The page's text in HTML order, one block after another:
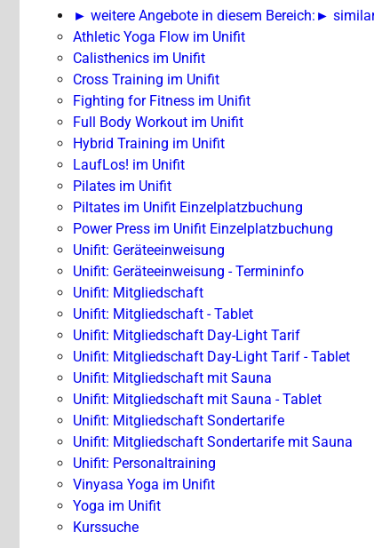
► weitere Angebote in diesem Bereich: ►
Athletic Yoga Flow im Unifit
Calisthenics im Unifit
Cross Training im Unifit
Fighting for Fitness im Unifit
Full Body Workout im Unifit
Hybrid Training im Unifit
LaufLos! im Unifit
Pilates im Unifit
Piltates im Unifit Einzelplatzbuchung
Power Press im Unifit Einzelplatzbuchung
Unifit: Geräteeinweisung
Unifit: Geräteeinweisung - Termininfo
Unifit: Mitgliedschaft
Unifit: Mitgliedschaft - Tablet
Unifit: Mitgliedschaft Day-Light Tarif
Unifit: Mitgliedschaft Day-Light Tarif - Tablet
Unifit: Mitgliedschaft mit Sauna
Unifit: Mitgliedschaft mit Sauna - Tablet
Unifit: Mitgliedschaft Sondertarife
Unifit: Mitgliedschaft Sondertarife mit Sauna
Unifit: Personaltraining
Vinyasa Yoga im Unifit
Yoga im Unifit
Kurssuche